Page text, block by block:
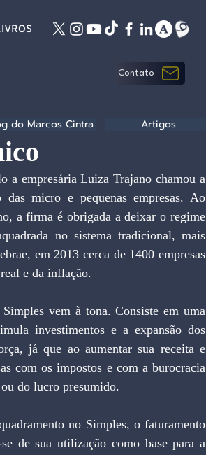
Contato
micro e pequenas empresas. Ao
a firma é obrigada a deixar o regime
no sistema tradicional, mais
em 2013 cerca de 1400 empresas
e da inflação.
investimentos e a expansão dos
já que ao aumentar sua receita e
com os impostos e com a burocracia
do lucro presumido.
de sua utilização como base para a
do Marcos Cintra Artigos